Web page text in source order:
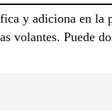
y adiciona en la
volantes. Puede